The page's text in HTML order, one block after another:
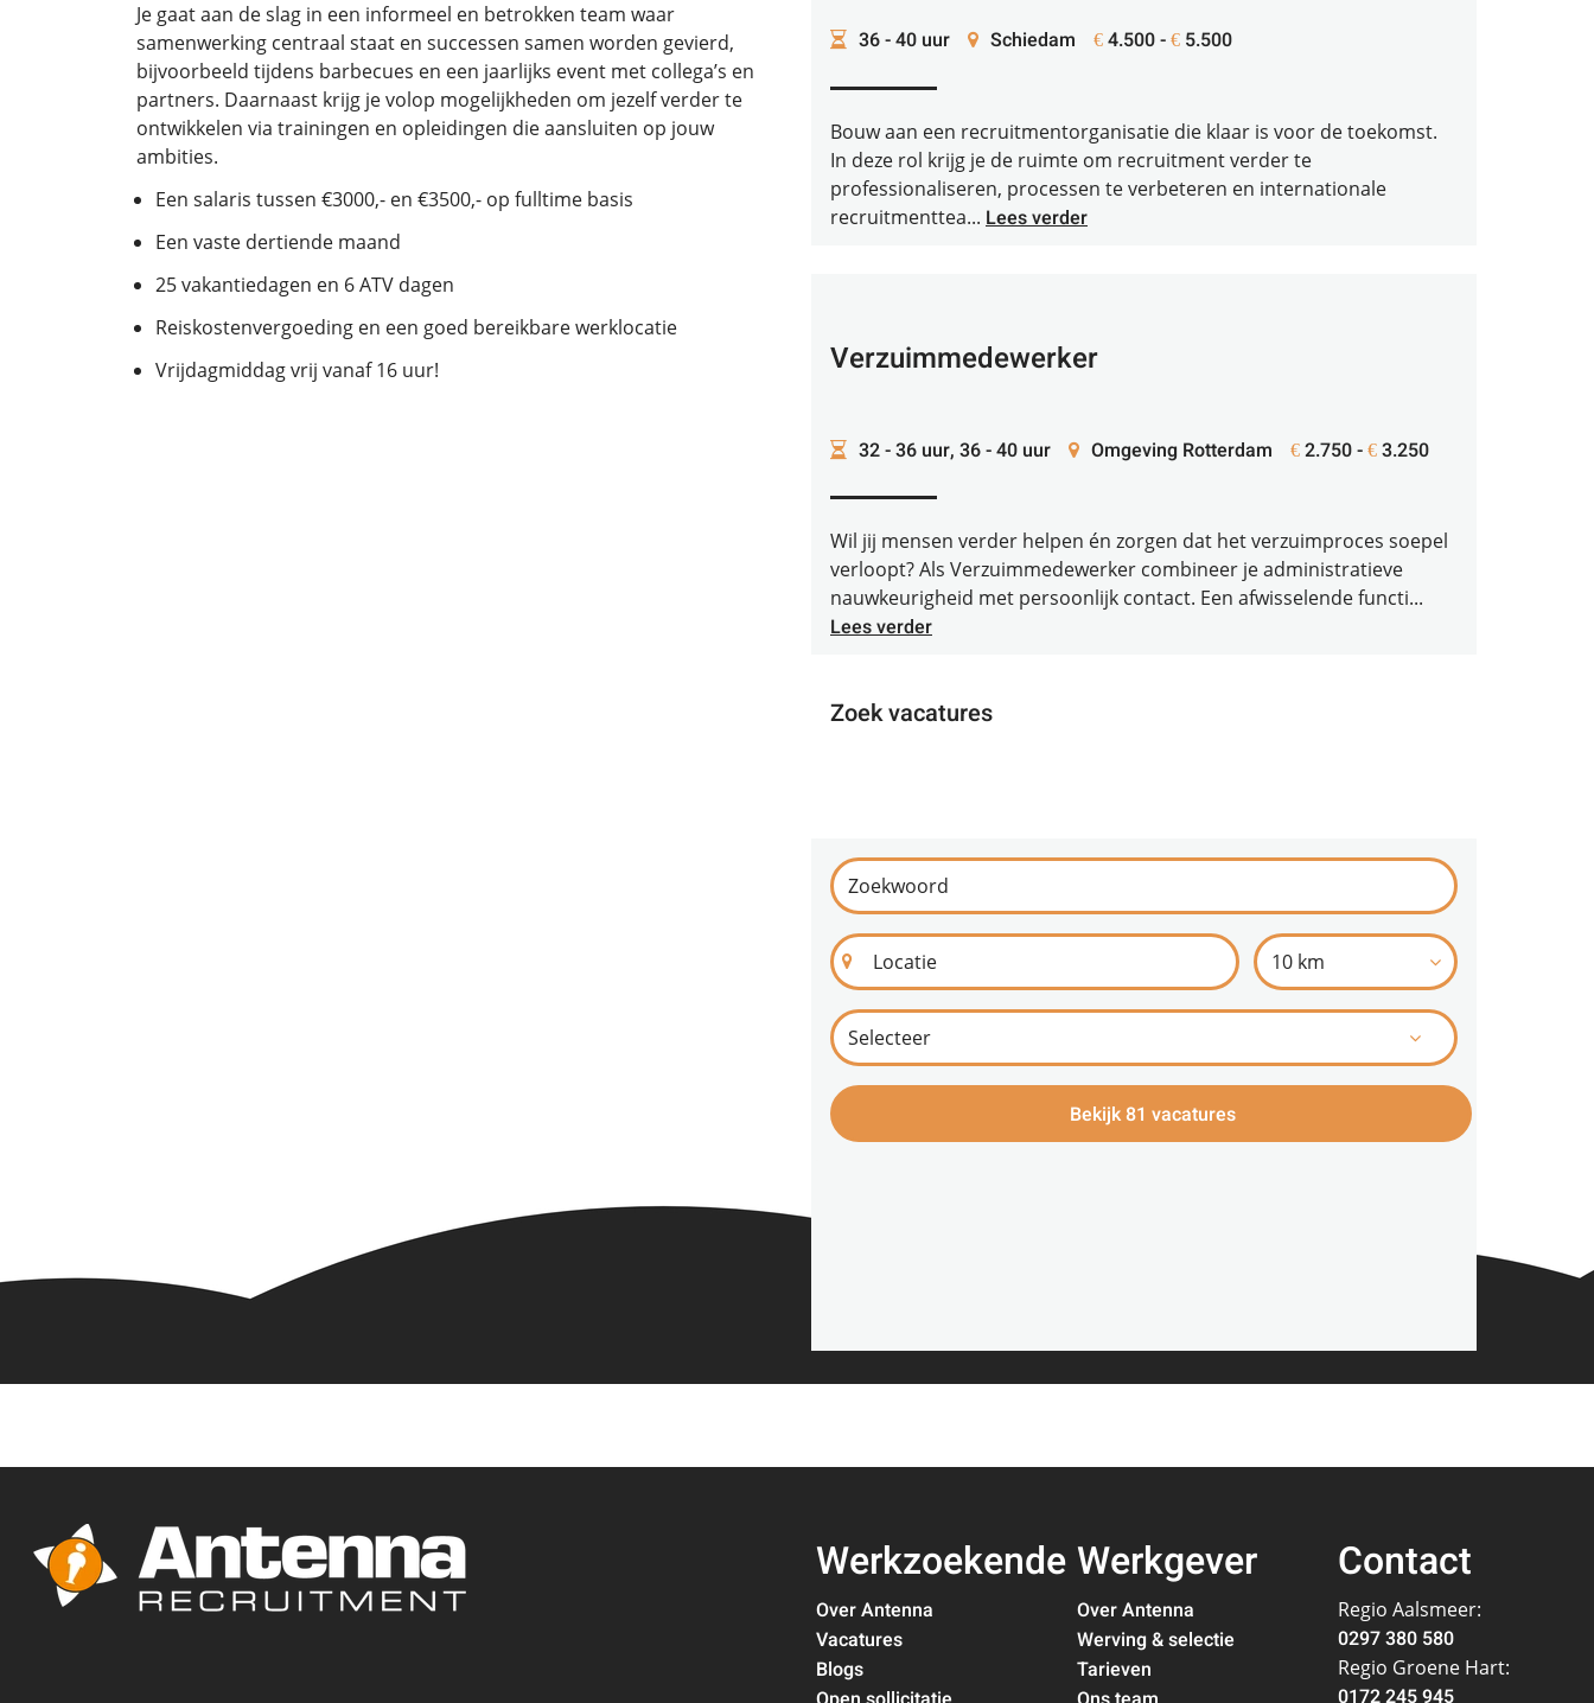
Je gaat aan de slag in een informeel en betrokken team waar
samenwerking centraal staat en successen samen worden gevierd,
bijvoorbeeld tijdens barbecues en een jaarlijks event met collega’s en
partners. Daarnaast krijg je volop mogelijkheden om jezelf verder te
ontwikkelen via trainingen en opleidingen die aansluiten op jouw
ambities.
Een salaris tussen €3000,- en €3500,- op fulltime basis
Een vaste dertiende maand
25 vakantiedagen en 6 ATV dagen
Reiskostenvergoeding en een goed bereikbare werklocatie
Vrijdagmiddag vrij vanaf 16 uur!
36 - 40 uur Schiedam € 4.500 - € 5.500
Bouw aan een recruitmentorganisatie die klaar is voor de toekomst.
In deze rol krijg je de ruimte om recruitment verder te
professionaliseren, processen te verbeteren en internationale
recruitmenttea... Lees verder
Verzuimmedewerker
32 - 36 uur, 36 - 40 uur Omgeving Rotterdam € 2.750 - € 3.250
Wil jij mensen verder helpen én zorgen dat het verzuimproces soepel
verloopt? Als Verzuimmedewerker combineer je administratieve
nauwkeurigheid met persoonlijk contact. Een afwisselende functi...
Lees verder
Zoek vacatures
10 km
Bekijk 81 vacatures
Werkzoekende
Over Antenna
Vacatures
Blogs
Werkgever
Over Antenna
Werving & selectie
Tarieven
Contact
Regio Aalsmeer:
0297 380 580
Regio Groene Hart:
0172 245 945